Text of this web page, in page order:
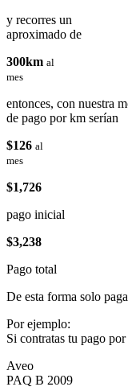
y recorres un
aproximado de
300km al
mes
entonces, con nuestra
de pago por km serían
$126 al
mes
$1,726
pago inicial
$3,238
Pago total
De esta forma solo
Por ejemplo:
Si contratas tu pago
Aveo
PAQ B 2009